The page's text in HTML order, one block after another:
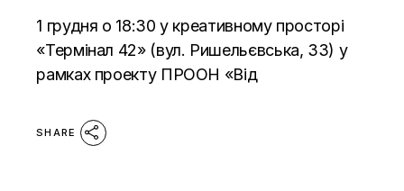
1 грудня о 18:30 у креативному просторі
«Термінал 42» (вул. Ришельєвська, 33) у
рамках проекту ПРООН «Від
SHARE